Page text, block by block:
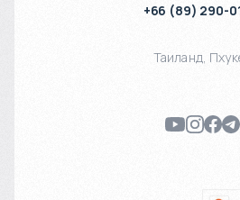
+66 (89) 290-
Таиланд